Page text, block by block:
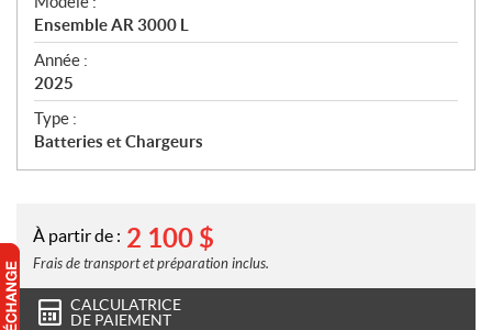
c
i
f
i
c
a
n
s
Ensemble AR 3000 L
Année :
2025
Type :
Batteries et Chargeurs
À partir de : 2 100 $
Frais de transport et préparation inclus.
CALCULATRICE
DE PAIEMENT